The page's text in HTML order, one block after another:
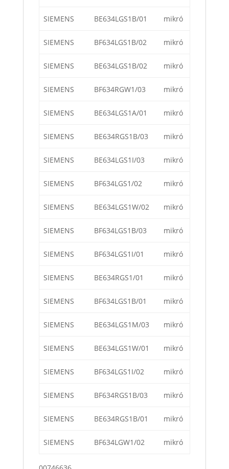
SIEMENS BE634LGS1B/01 mikró
SIEMENS BF634LGS1B/02 mikró
SIEMENS BE634LGS1B/02 mikró
SIEMENS BF634RGW1/03 mikró
SIEMENS BE634LGS1A/01 mikró
SIEMENS BE634RGS1B/03 mikró
SIEMENS BE634LGS1I/03 mikró
SIEMENS BF634LGS1/02 mikró
SIEMENS BE634LGS1W/02 mikró
SIEMENS BF634LGS1B/03 mikró
SIEMENS BF634LGS1I/01 mikró
SIEMENS BE634RGS1/01 mikró
SIEMENS BF634LGS1B/01 mikró
SIEMENS BE634LGS1M/03 mikró
SIEMENS BE634LGS1W/01 mikró
SIEMENS BF634LGS1I/02 mikró
SIEMENS BF634RGS1B/03 mikró
SIEMENS BE634RGS1B/01 mikró
SIEMENS BF634LGW1/02 mikró